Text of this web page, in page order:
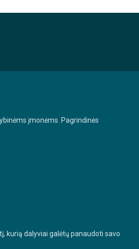
įmonėms. Pagrindinės
kurią dalyviai galėtų panaudoti savo